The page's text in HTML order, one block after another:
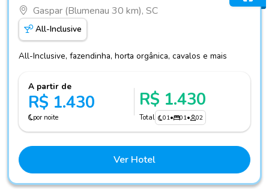
Gaspar (Blumenau 30 km), SC
All-Inclusive
All-Inclusive, fazendinha, horta orgânica, cavalos e mais
A partir de
R$ 1.430
por noite
R$ 1.430
Total 01• 01• 02
Ver Hotel